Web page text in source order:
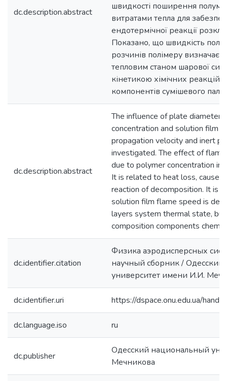
dc.description.abstract
швидкості поширення
витратами тепла для
ендотермічної реакції
Показано, що швидкість
розчинів полімеру
тепловим станом шарової
кінетикою хімічних реакцій
компонентів сумішевого
dc.description.abstract
The influence of plate
concentration and solution film
propagation velocity and inert
investigated. The effect of
due to polymer concentration
It is related to heat loss, caused
reaction of decomposition. It is
solution film flame speed is
layers system thermal state,
composition components
dc.identifier.citation
Физика аэродисперсных
научный сборник /
университет имени И.И.
dc.identifier.uri https://dspace.onu.edu.ua/
dc.language.iso ru
dc.publisher
Одесский национальный
Мечникова